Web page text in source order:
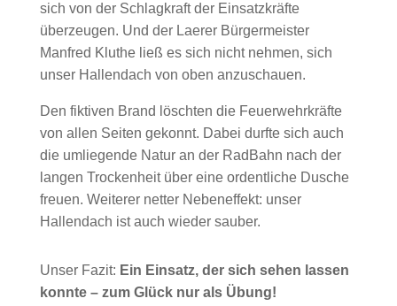
sich von der Schlagkraft der Einsatzkräfte
überzeugen. Und der Laerer Bürgermeister
Manfred Kluthe ließ es sich nicht nehmen, sich
unser Hallendach von oben anzuschauen.
Den fiktiven Brand löschten die Feuerwehrkräfte
von allen Seiten gekonnt. Dabei durfte sich auch
die umliegende Natur an der RadBahn nach der
langen Trockenheit über eine ordentliche Dusche
freuen. Weiterer netter Nebeneffekt: unser
Hallendach ist auch wieder sauber.
Unser Fazit: Ein Einsatz, der sich sehen lassen
konnte – zum Glück nur als Übung!